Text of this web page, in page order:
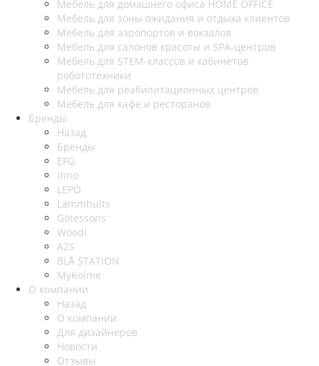
Мебель для домашнего офиса HOME OFFICE
Мебель для зоны ожидания и отдыха клиентов
Мебель для аэропортов и вокзалов
Мебель для салонов красоты и SPA-центров
Мебель для STEM-классов и кабинетов
робототехники
Мебель для реабилитационных центров
Мебель для кафе и ресторанов
Бренды
Назад
Бренды
EFG
Inno
LEPO
Lammhults
Götessons
Woodi
A2S
BLÅ STATION
MyKolme
О компании
Назад
О компании
Для дизайнеров
Новости
Отзывы